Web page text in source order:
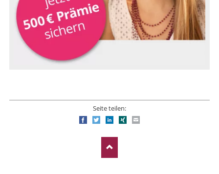
Seite teilen:
FacebookTwitterLinkedIn
Xing